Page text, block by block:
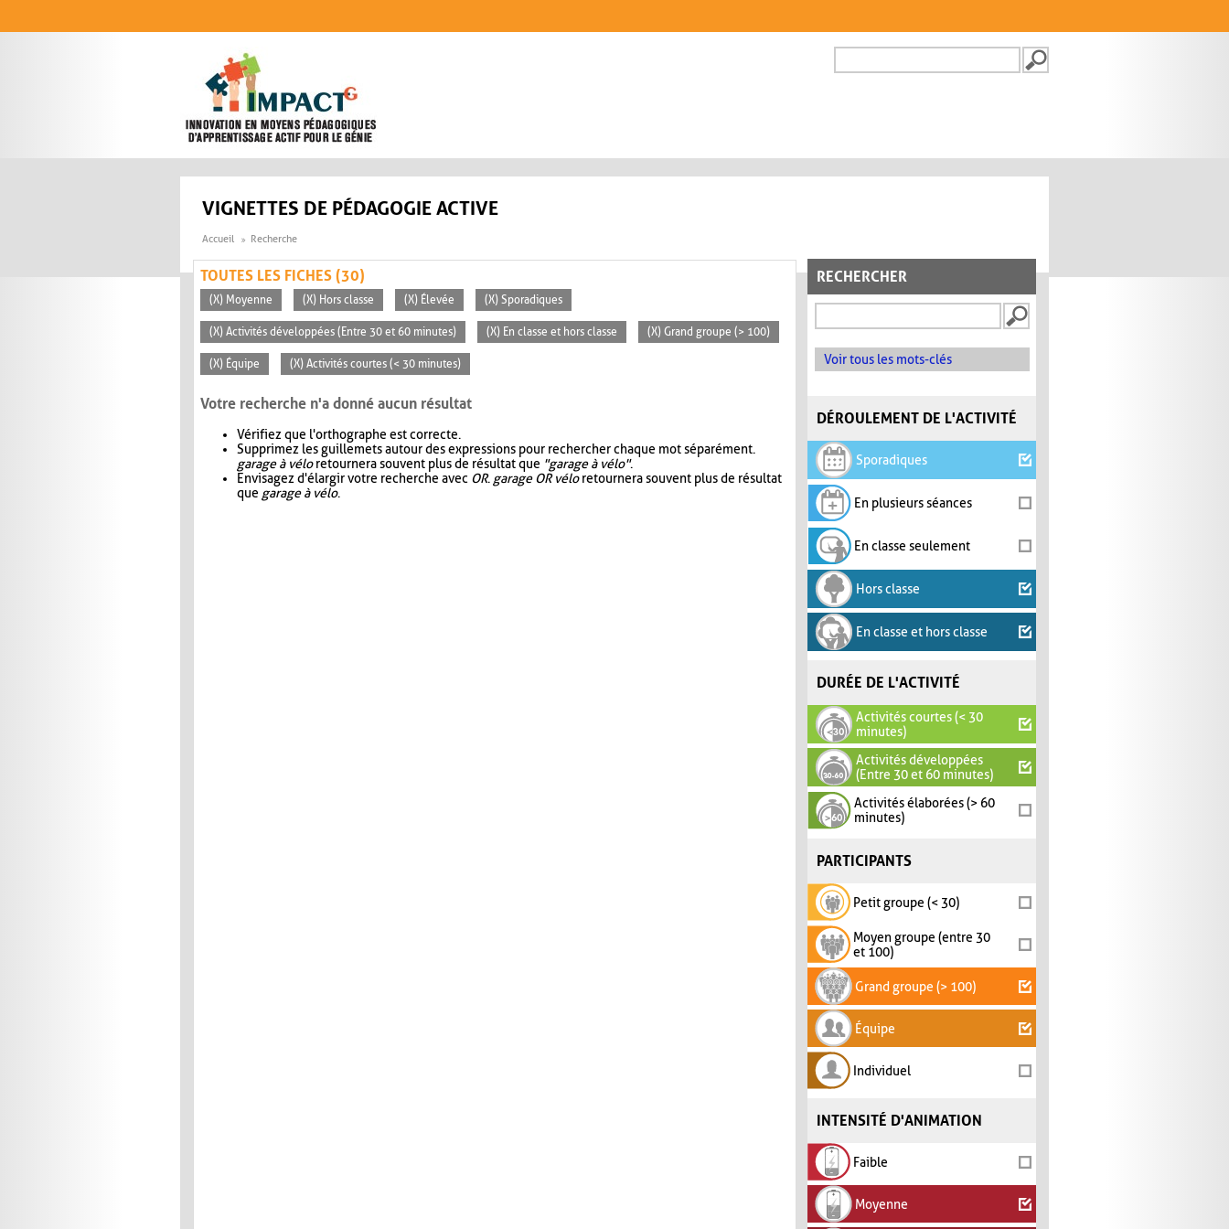
FORMULAIRE DE
VIGNETTES DE PÉDAGOGIE ACTIVE
Accueil Recherche
RECHERCHER
Voir tous les mots-clés
DÉROULEMENT DE L'ACTIVITÉ
Sporadiques
En plusieurs séances
En classe seulement
Hors classe
En classe et hors classe
DURÉE DE L'ACTIVITÉ
Activités courtes (< 30
minutes)
Activités développées
(Entre 30 et 60 minutes)
Activités élaborées (> 60
minutes)
PARTICIPANTS
Petit groupe (< 30)
Moyen groupe (entre 30
et 100)
Grand groupe (> 100)
Équipe
Individuel
INTENSITÉ D'ANIMATION
Faible
Moyenne
TOUTES LES FICHES (30)
(X) Moyenne (X) Hors classe (X) Élevée (X) Sporadiques
(X) Activités développées (Entre 30 et 60 minutes) (X) En classe et hors classe (X) Grand groupe (> 100)
(X) Équipe (X) Activités courtes (< 30 minutes)
Votre recherche n'a donné aucun résultat
Vérifiez que l'orthographe est correcte.
Supprimez les guillemets autour des expressions pour rechercher chaque mot séparément.
garage à véloretournera souvent plus de résultat que "garage à vélo".
Envisagez d'élargir votre recherche avec OR. garage OR véloretournera souvent plus de résultat
que garage à vélo.